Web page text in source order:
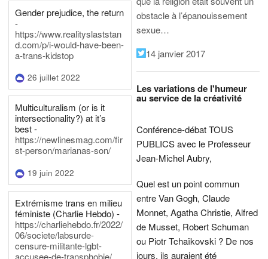
Gender prejudice, the return
-
https://www.realityslaststan
d.com/p/i-would-have-been-
a-trans-kidstop
26 juillet 2022
Multiculturalism (or is it
intersectionality?) at it’s
best -
https://newlinesmag.com/fir
st-person/marianas-son/
19 juin 2022
Extrémisme trans en milieu
féministe (Charlie Hebdo) -
https://charliehebdo.fr/2022/
06/societe/labsurde-
censure-militante-lgbt-
accusee-de-transphobie/
obstacle à l’épanouissement
sexue…
14 janvier 2017
Les variations de l'humeur
au service de la créativité
Conférence-débat TOUS
PUBLICS avec le Professeur
Jean-Michel Aubry,
Quel est un point commun
entre Van Gogh, Claude
Monnet, Agatha Christie, Alfred
de Musset, Robert Schuman
ou Piotr Tchaïkovski ? De nos
jours, ils auraient été